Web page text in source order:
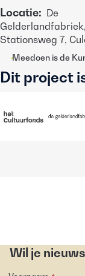
Locatie: De
Gelderlandfabriek,
Stationsweg 7,
Meedoen is de
Dit project
Wil je